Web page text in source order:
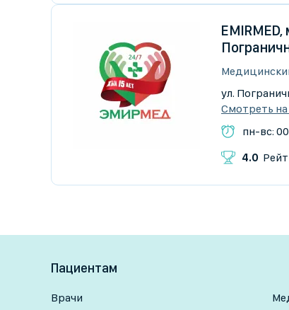
ул.
Смотреть на
пн-вс:
4.0
Пациентам
Врачи